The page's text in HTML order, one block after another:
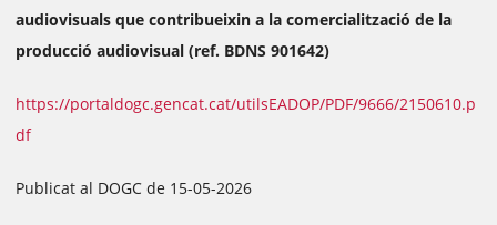
audiovisuals que contribueixin a la comercialització de la
producció audiovisual (ref. BDNS 901642)
https://portaldogc.gencat.cat/utilsEADOP/PDF/9666/2150610.p
df
Publicat al DOGC de 15-05-2026